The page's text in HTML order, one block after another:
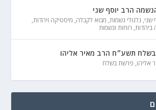
הרב יוסף שני
שני, גלגולי נשמות, מבוא לקבלה, מיסטיקה ויהדות,
ביהדות, רוחות ונשמות
תשע״ח הרב מאיר אליהו
אליהו, פרשת בשלח